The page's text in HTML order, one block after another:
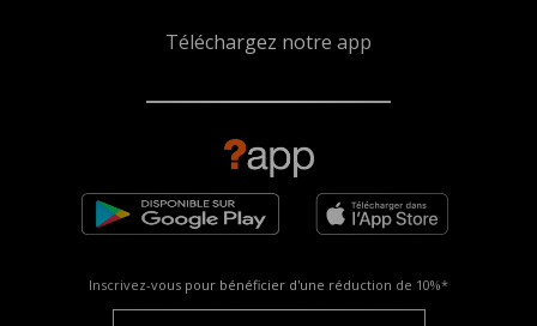
Téléchargez notre app
Inscrivez-vous pour bénéficier d'une réduction de 10%*